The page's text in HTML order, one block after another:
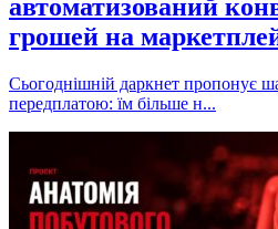
автоматизований
грошей на
Сьогоднішній даркнет пропонує
передплатою: їм більше н...